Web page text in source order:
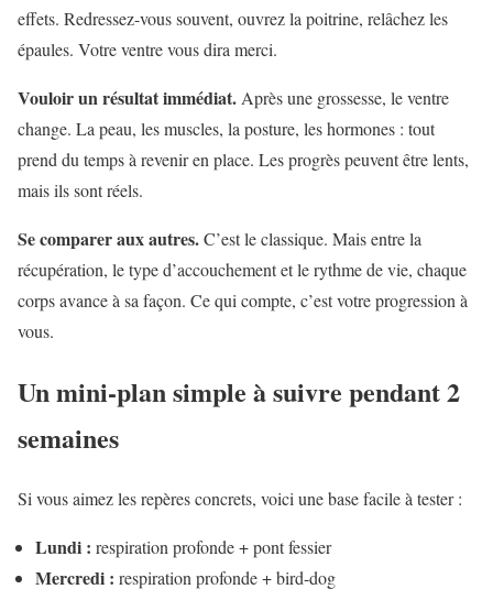
effets. Redressez-vous souvent, ouvrez la poitrine, relâchez les
épaules. Votre ventre vous dira merci.
Vouloir un résultat immédiat. Après une grossesse, le ventre
change. La peau, les muscles, la posture, les hormones : tout
prend du temps à revenir en place. Les progrès peuvent être lents,
mais ils sont réels.
Se comparer aux autres.C’est le classique. Mais entre la
récupération, le type d’accouchement et le rythme de vie, chaque
corps avance à sa façon. Ce qui compte, c’est votre progression à
vous.
Un mini-plan simple à suivre pendant 2
semaines
Si vous aimez les repères concrets, voici une base facile à tester :
Lundi : respiration profonde + pont fessier
Mercredi : respiration profonde + bird-dog